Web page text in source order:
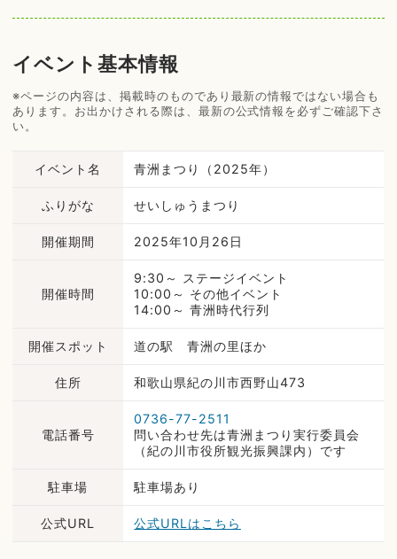
イベント基本情報
※ページの内容は、掲載時のものであり最新の情報ではない場合も
あります。お出かけされる際は、最新の公式情報を必ずご確認下さ
い。
イベント名 青洲まつり（2025年）
ふりがな せいしゅうまつり
開催期間 2025年10月26日
開催時間
9:30～ ステージイベント
10:00～ その他イベント
14:00～ 青洲時代行列
開催スポット 道の駅 青洲の里ほか
住所 和歌山県紀の川市西野山473
電話番号
0736-77-2511
問い合わせ先は青洲まつり実行委員会
（紀の川市役所観光振興課内）です
駐車場 駐車場あり
公式URL 公式URLはこちら